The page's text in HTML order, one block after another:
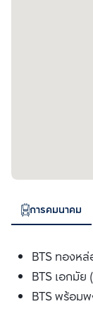
การคมนาคม
BTS ทองห
BTS เอกมัย
BTS พร้อม